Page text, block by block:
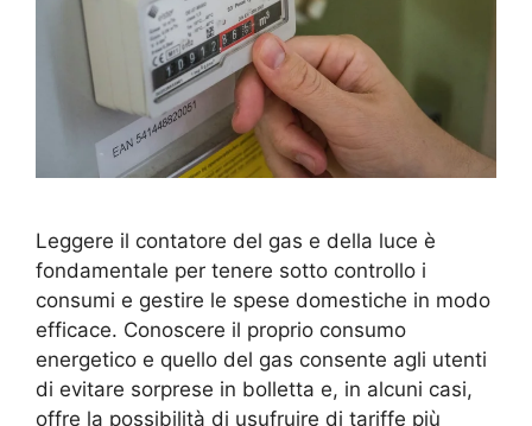
Leggere il contatore del gas e della luce è
fondamentale per tenere sotto controllo i
consumi e gestire le spese domestiche in modo
efficace. Conoscere il proprio consumo
energetico e quello del gas consente agli utenti
di evitare sorprese in bolletta e, in alcuni casi,
offre la possibilità di usufruire di tariffe più